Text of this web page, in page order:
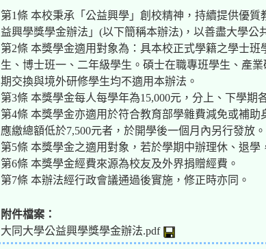
第1條 本校秉承「公益興學」創校精神，持續提供優
益興學獎學金辦法」(以下簡稱本辦法)，以善盡大學公
第2條 本獎學金適用對象為：具本校正式學籍之學士
生、博士班一、二年級學生。碩士在職專班學生、產
期交換與境外研修學生均不適用本辦法。
第3條 本獎學金每人每學年為15,000元，分上、下學期
第4條 本獎學金亦適用於符合教育部學雜費減免或補
應繳總額低於7,500元者，於開學後一個月內另行發放。
第5條 本獎學金之適用對象，若於學期中辦理休、退學
第6條 本獎學金經費來源為校友及外界捐贈經費。
第7條 本辦法經行政會議通過後實施，修正時亦同。
附件檔案：
大同大學公益興學獎學金辦法.pdf